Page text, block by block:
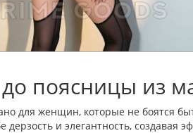
поясницы из
для женщин, которые не боятся
дерзость и элегантность,